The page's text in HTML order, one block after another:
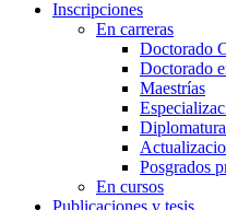
Inscripciones
En carreras
Doctorado
Doctorado
Maestrías
Posgrados
En cursos
Publicaciones y tesis